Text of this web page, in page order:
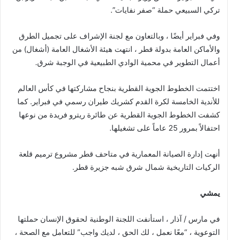
تركي السبيعي حملة “صفر نفايات”.
وفي فبراير أيضًا ، وبالتعاون مع لجنة الإشراف على تجميل الطرق
والأماكن العامة بدولة قطر ، انتهت هيئة الأشغال العامة (أشغال) من
أعمال التطوير في محمية الوادي الطبيعية في الوجبة شرق.
اختتمت الخطوط الجوية القطرية بنجاح مشاركتها في كأس العالم
للأندية الخامسة لكرة القدم كشريك طيران رسمي في فبراير. كما
كشفت الخطوط الجوية القطرية عن طائرة ريترو فريدة من نوعها
احتفالاً بمرور 25 عاماً على تشغيلها.
أنهت إدارة الصيانة المعمارية في متاحف قطر مشروع ترميم قلعة
الركيات التاريخية شمال شرق شبه جزيرة قطر.
يمشي
في مارس / آذار ، استأنفت اللجنة الوطنية لحقوق الإنسان حملتها
التوعوية ، “معًا نعمل ، لك الحق ، لديك واجب” للتعامل مع الصحة ،